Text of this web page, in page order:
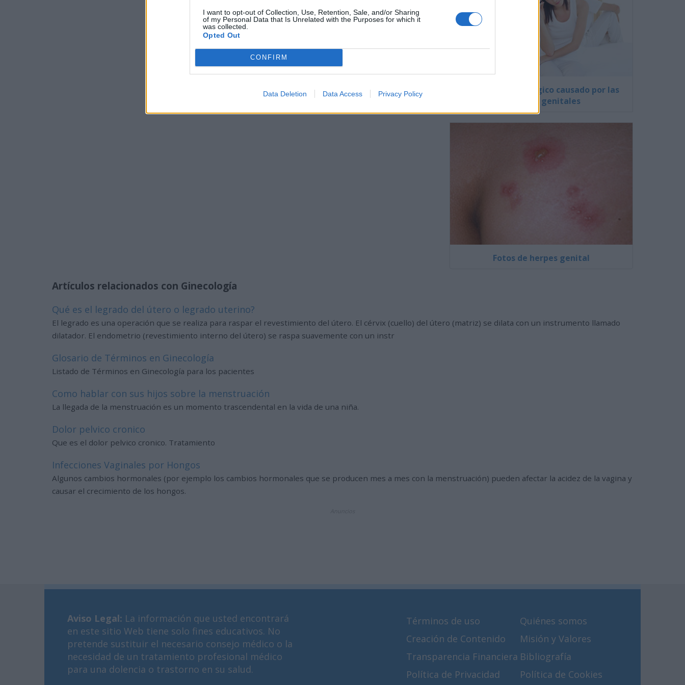
I want to opt-out of Collection, Use, Retention, Sale, and/or Sharing
of my Personal Data that Is Unrelated with the Purposes for which it
was collected.
Opted Out
CONFIRM
Data Deletion Data Access Privacy Policy
El impacto psicológico causado por las
verrugas genitales
Fotos de herpes genital
Artículos relacionados con Ginecología
Qué es el legrado del útero o legrado uterino?
El legrado es una operación que se realiza para raspar el revestimiento del útero. El cérvix (cuello) del útero (matriz) se dilata con un instrumento llamado
dilatador. El endometrio (revestimiento interno del útero) se raspa suavemente con un instr
Glosario de Términos en Ginecología
Listado de Términos en Ginecología para los pacientes
Como hablar con sus hijos sobre la menstruación
La llegada de la menstruación es un momento trascendental en la vida de una niña.
Dolor pelvico cronico
Que es el dolor pelvico cronico. Tratamiento
Infecciones Vaginales por Hongos
Algunos cambios hormonales (por ejemplo los cambios hormonales que se producen mes a mes con la menstruación) pueden afectar la acidez de la vagina y
causar el crecimiento de los hongos.
Aviso Legal: La información que usted encontrará
en este sitio Web tiene solo fines educativos. No
pretende sustituir el necesario consejo médico o la
necesidad de un tratamiento profesional médico
para una dolencia o trastorno en su salud.
Términos de uso
Quiénes somos
Creación de Contenido
Misión y Valores
Transparencia Financiera Bibliografía
Política de Privacidad
Política de Cookies